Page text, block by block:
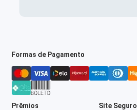
Formas de Pagamento
Prêmios Site Seguro